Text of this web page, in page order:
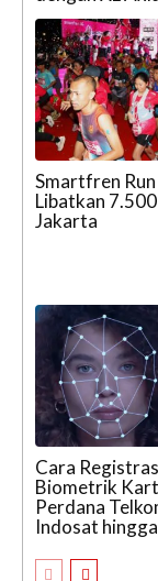
Smartfren
Libatkan
Jakarta
Cara
Biometrik
Perdana
Indosat